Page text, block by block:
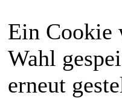
Ein Cookie
Wahl
erneut